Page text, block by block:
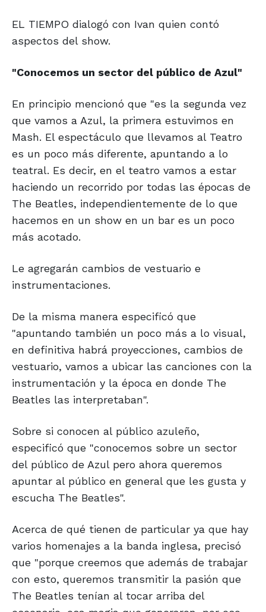
EL TIEMPO dialogó con Ivan quien contó
aspectos del show.
"Conocemos un sector del público de Azul"
En principio mencionó que "es la segunda vez
que vamos a Azul, la primera estuvimos en
Mash. El espectáculo que llevamos al Teatro
es un poco más diferente, apuntando a lo
teatral. Es decir, en el teatro vamos a estar
haciendo un recorrido por todas las épocas de
The Beatles, independientemente de lo que
hacemos en un show en un bar es un poco
más acotado.
Le agregarán cambios de vestuario e
instrumentaciones.
De la misma manera especificó que
"apuntando también un poco más a lo visual,
en definitiva habrá proyecciones, cambios de
vestuario, vamos a ubicar las canciones con la
instrumentación y la época en donde The
Beatles las interpretaban".
Sobre si conocen al público azuleño,
especificó que "conocemos sobre un sector
del público de Azul pero ahora queremos
apuntar al público en general que les gusta y
escucha The Beatles".
Acerca de qué tienen de particular ya que hay
varios homenajes a la banda inglesa, precisó
que "porque creemos que además de trabajar
con esto, queremos transmitir la pasión que
The Beatles tenían al tocar arriba del